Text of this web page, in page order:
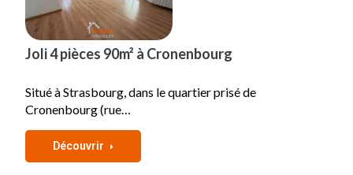
Joli 4 pièces 90m² à Cronenbourg
Situé à Strasbourg, dans le quartier prisé de
Cronenbourg (rue…
Découvrir